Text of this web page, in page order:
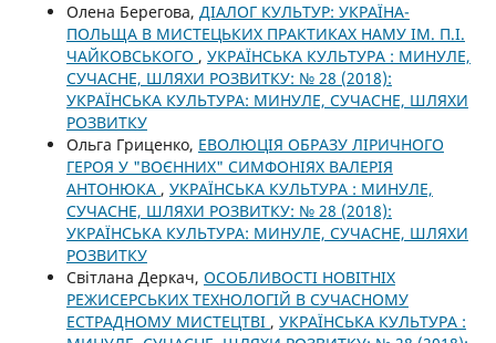
Олена Берегова, ДІАЛОГ КУЛЬТУР: УКРАЇНА-
ПОЛЬЩА В МИСТЕЦЬКИХ ПРАКТИКАХ НАМУ ІМ. П.І.
ЧАЙКОВСЬКОГО , УКРАЇНСЬКА КУЛЬТУРА : МИНУЛЕ,
СУЧАСНЕ, ШЛЯХИ РОЗВИТКУ: № 28 (2018):
УКРАЇНСЬКА КУЛЬТУРА: МИНУЛЕ, СУЧАСНЕ, ШЛЯХИ
РОЗВИТКУ
Ольга Гриценко, ЕВОЛЮЦІЯ ОБРАЗУ ЛІРИЧНОГО
ГЕРОЯ У "ВОЄННИХ" СИМФОНІЯХ ВАЛЕРІЯ
АНТОНЮКА , УКРАЇНСЬКА КУЛЬТУРА : МИНУЛЕ,
СУЧАСНЕ, ШЛЯХИ РОЗВИТКУ: № 28 (2018):
УКРАЇНСЬКА КУЛЬТУРА: МИНУЛЕ, СУЧАСНЕ, ШЛЯХИ
РОЗВИТКУ
Світлана Деркач, ОСОБЛИВОСТІ НОВІТНІХ
РЕЖИСЕРСЬКИХ ТЕХНОЛОГІЙ В СУЧАСНОМУ
ЕСТРАДНОМУ МИСТЕЦТВІ , УКРАЇНСЬКА КУЛЬТУРА :